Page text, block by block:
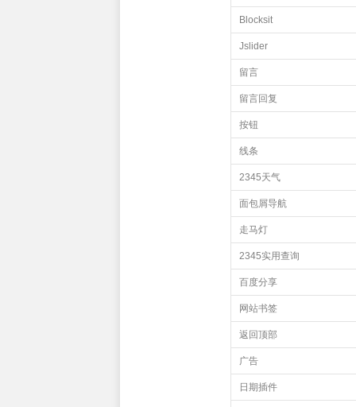
Blocksit
Jslider
留言
留言回复
按钮
线条
2345天气
面包屑导航
走马灯
2345实用查询
百度分享
网站书签
返回顶部
广告
日期插件